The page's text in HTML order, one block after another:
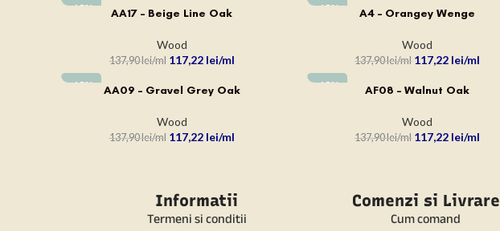
-15%
ADAUGĂ ÎN COȘAA17 – Beige Line Oak
Wood
137,90lei 117,22 lei
-15%
ADAUGĂ ÎN COȘA4 – Orangey Wenge
Wood
137,90lei 117,22 lei
-15%
ADAUGĂ ÎN COȘAA09 – Gravel Grey Oak
Wood
137,90lei 117,22 lei
-15%
ADAUGĂ ÎN COȘAF08 – Walnut Oak
Wood
137,90lei 117,22 lei
Informatii
Termeni si conditii
Comenzi si Livrare
Cum comand